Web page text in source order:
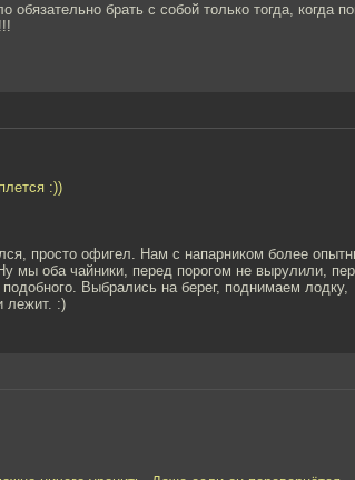
брать с собой только тогда, когда
:))
просто офигел. Нам с напарником более
мы оба чайники, перед порогом не вырулили,
Выбрались на берег, поднимаем лодку,
лежит. :)